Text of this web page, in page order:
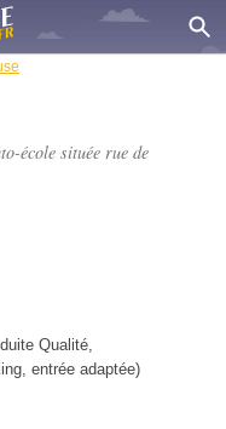
école située rue de
Qualité,
entrée adaptée)